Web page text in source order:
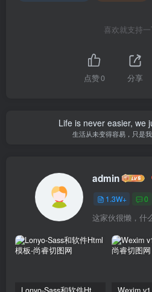
喜欢就支持
点赞0 分享
Life is never easier, we
生活从未变得容易，只是
admin
1.3W+ 0
这家伙很懒，什